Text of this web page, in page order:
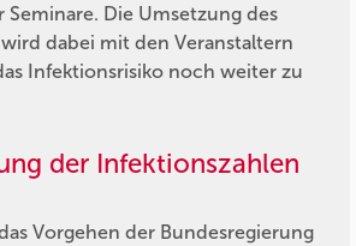
Die Umsetzung des
dabei mit den Veranstaltern
Infektionsrisiko noch weiter zu
der Infektionszahlen
Vorgehen der Bundesregierung